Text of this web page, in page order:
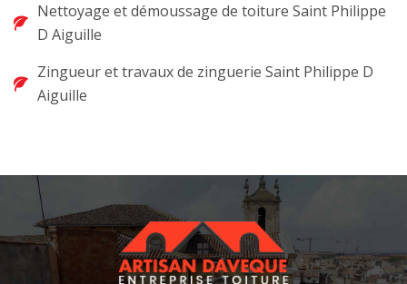
Nettoyage et démoussage de toiture Saint Philippe
D Aiguille
Zingueur et travaux de zinguerie Saint Philippe D
Aiguille